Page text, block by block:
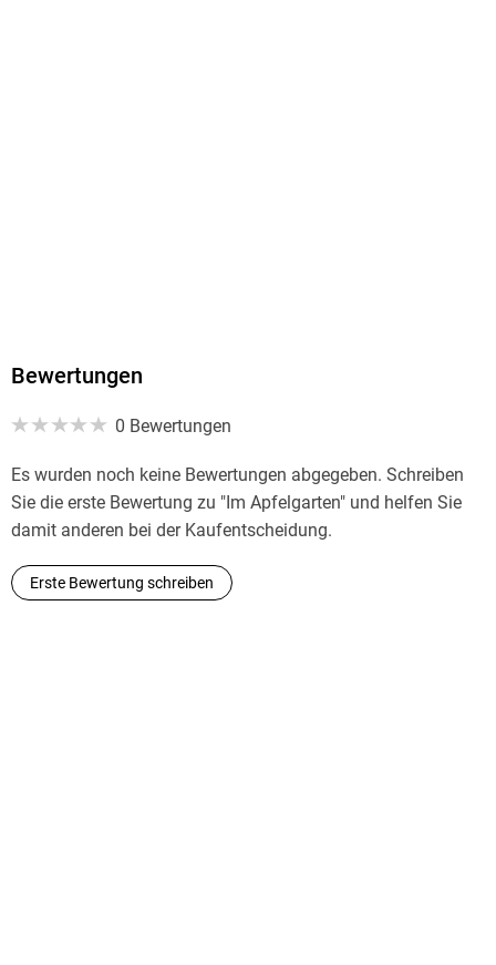
Bewertungen
0 Bewertungen
Es wurden noch keine Bewertungen abgegeben. Schreiben
Sie die erste Bewertung zu "Im Apfelgarten" und helfen Sie
damit anderen bei der Kaufentscheidung.
Erste Bewertung schreiben